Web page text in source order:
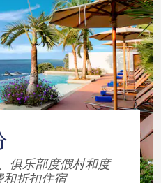
俱乐部度假村和度
和折扣住宿